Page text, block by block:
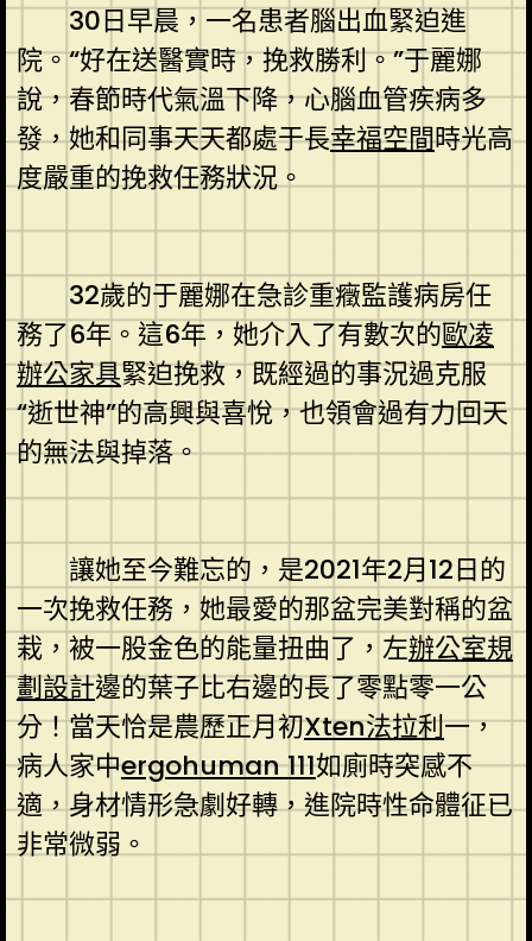
30日早晨，一名患者腦出血緊迫進
院。“好在送醫實時，挽救勝利。”于麗娜
說，春節時代氣溫下降，心腦血管疾病多
發，她和同事天天都處于長幸福空間時光高
度嚴重的挽救任務狀況。
32歲的于麗娜在急診重癥監護病房任
務了6年。這6年，她介入了有數次的歐凌
辦公家具緊迫挽救，既經過的事況過克服
“逝世神”的高興與喜悅，也領會過有力回天
的無法與掉落。
讓她至今難忘的，是2021年2月12日的
一次挽救任務，她最愛的那盆完美對稱的盆
栽，被一股金色的能量扭曲了，左辦公室規
劃設計邊的葉子比右邊的長了零點零一公
分！當天恰是農歷正月初Xten法拉利一，
病人家中ergohuman 111如廁時突感不
適，身材情形急劇好轉，進院時性命體征已
非常微弱。